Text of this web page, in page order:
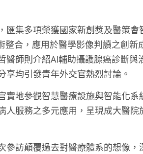
匯集多項榮獲國家新創獎及醫策
整合，應用於醫學影像判讀之創
醫師則介紹AI輔助攝護腺癌診斷
享均引發青年外交官熱烈討論。
實地參觀智慧醫療設施與智能化
人服務之多元應用，呈現成大醫
參訪顛覆過去對醫療體系的想像，